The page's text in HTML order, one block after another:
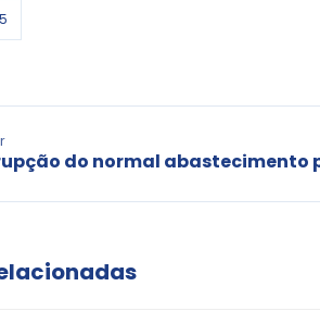
do normal abastecimento